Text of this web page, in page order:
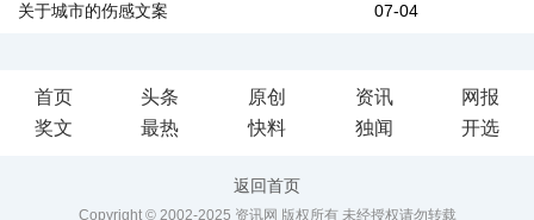
07-04
关于城市的伤感文案
首页 头条 原创 资讯
网报
奖文
最热 快料 独闻 开选
返回首页
Copyright © 2002-2025 资讯网 版权所有 未经授权请勿转载